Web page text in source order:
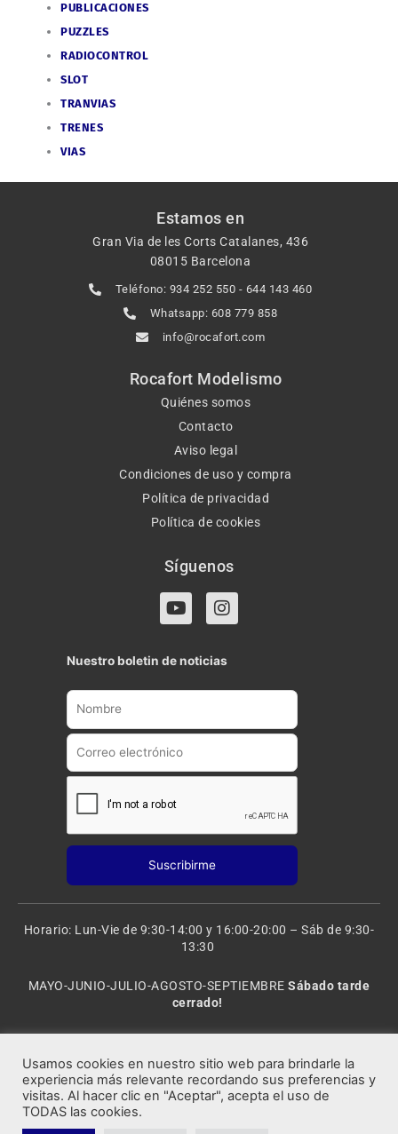
PUBLICACIONES
PUZZLES
RADIOCONTROL
SLOT
TRANVIAS
TRENES
VIAS
Estamos en
Gran Via de les Corts Catalanes, 436
08015 Barcelona
Teléfono: 934 252 550 - 644 143 460
Whatsapp: 608 779 858
info@rocafort.com
Rocafort Modelismo
Quiénes somos
Contacto
Aviso legal
Condiciones de uso y compra
Política de privacidad
Política de cookies
Síguenos
Y
o
t
u
b
I
n
t
a
g
a
Nuestro boletin de noticias
Horario: Lun-Vie de 9:30-14:00 y 16:00-20:00 – Sáb de 9:30-
13:30
MAYO-JUNIO-JULIO-AGOSTO-SEPTIEMBRESábado tarde
cerrado!
Rocafort Modelismo | Copyright 2021 © Todos los derechos
Usamos cookies en nuestro sitio web para brindarle la
experiencia más relevante recordando sus preferencias y
visitas. Al hacer clic en "Aceptar", acepta el uso de
TODAS las cookies.